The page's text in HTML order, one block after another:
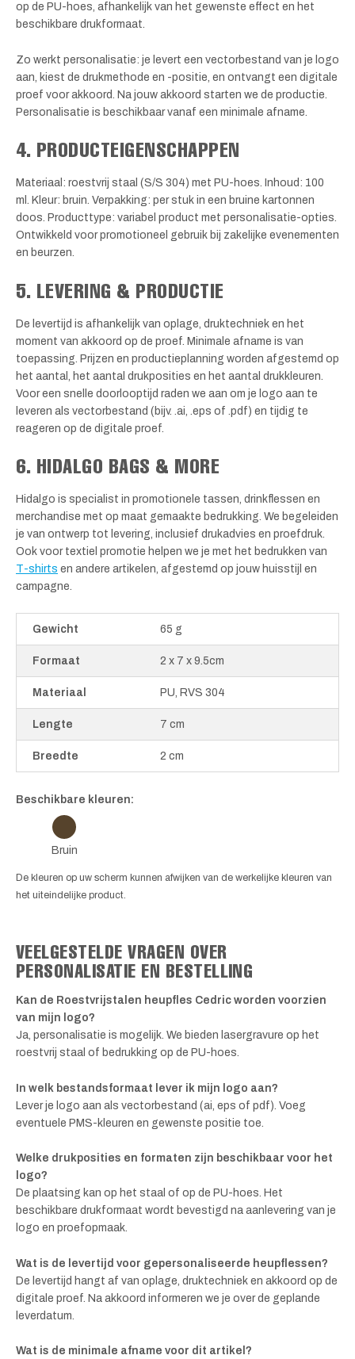
op de PU-hoes, afhankelijk van het gewenste effect en het
beschikbare drukformaat.
Zo werkt personalisatie: je levert een vectorbestand van je logo
aan, kiest de drukmethode en -positie, en ontvangt een digitale
proef voor akkoord. Na jouw akkoord starten we de productie.
Personalisatie is beschikbaar vanaf een minimale afname.
4. PRODUCTEIGENSCHAPPEN
Materiaal: roestvrij staal (S/S 304) met PU-hoes. Inhoud: 100
ml. Kleur: bruin. Verpakking: per stuk in een bruine kartonnen
doos. Producttype: variabel product met personalisatie-opties.
Ontwikkeld voor promotioneel gebruik bij zakelijke evenementen
en beurzen.
5. LEVERING & PRODUCTIE
De levertijd is afhankelijk van oplage, druktechniek en het
moment van akkoord op de proef. Minimale afname is van
toepassing. Prijzen en productieplanning worden afgestemd op
het aantal, het aantal drukposities en het aantal drukkleuren.
Voor een snelle doorlooptijd raden we aan om je logo aan te
leveren als vectorbestand (bijv. .ai, .eps of .pdf) en tijdig te
reageren op de digitale proef.
6. HIDALGO BAGS & MORE
Hidalgo is specialist in promotionele tassen, drinkflessen en
merchandise met op maat gemaakte bedrukking. We begeleiden
je van ontwerp tot levering, inclusief drukadvies en proefdruk.
Ook voor textiel promotie helpen we je met het bedrukken van
T-shirts en andere artikelen, afgestemd op jouw huisstijl en
campagne.
Gewicht 65 g
Formaat 2 x 7 x 9.5cm
Materiaal PU, RVS 304
Lengte 7 cm
Breedte 2 cm
Beschikbare kleuren:
Bruin
De kleuren op uw scherm kunnen afwijken van de werkelijke kleuren van
het uiteindelijke product.
VEELGESTELDE VRAGEN OVER
PERSONALISATIE EN BESTELLING
Kan de Roestvrijstalen heupfles Cedric worden voorzien
van mijn logo?
Ja, personalisatie is mogelijk. We bieden lasergravure op het
roestvrij staal of bedrukking op de PU-hoes.
In welk bestandsformaat lever ik mijn logo aan?
Lever je logo aan als vectorbestand (ai, eps of pdf). Voeg
eventuele PMS-kleuren en gewenste positie toe.
Welke drukposities en formaten zijn beschikbaar voor het
logo?
De plaatsing kan op het staal of op de PU-hoes. Het
beschikbare drukformaat wordt bevestigd na aanlevering van je
logo en proefopmaak.
Wat is de levertijd voor gepersonaliseerde heupflessen?
De levertijd hangt af van oplage, druktechniek en akkoord op de
digitale proef. Na akkoord informeren we je over de geplande
leverdatum.
Wat is de minimale afname voor dit artikel?